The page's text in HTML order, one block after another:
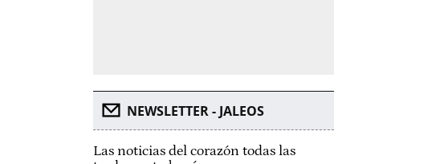
NEWSLETTER - JALEOS
Las noticias del corazón todas las